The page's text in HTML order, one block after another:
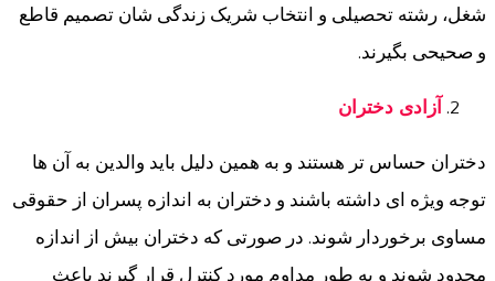
شغل، رشته تحصیلی و انتخاب شریک زندگی شان تصمیم قاطع
و صحیحی بگیرند.
آزادی دختران
دختران حساس تر هستند و به همین دلیل باید والدین به آن ها
توجه ویژه ای داشته باشند و دختران به اندازه پسران از حقوقی
مساوی برخوردار شوند. در صورتی که دختران بیش از اندازه
محدود شوند و به طور مداوم مورد کنترل قرار گیرند باعث